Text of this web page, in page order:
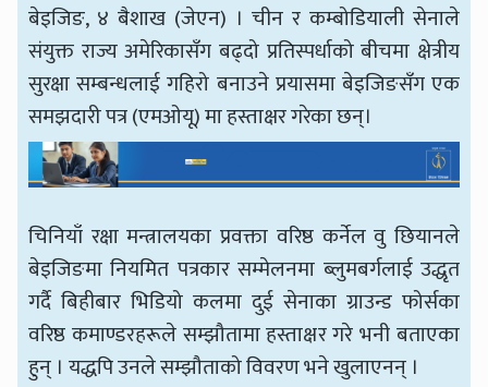
बेइजिङ, ४ बैशाख (जेएन) । चीन र कम्बोडियाली सेनाले
संयुक्त राज्य अमेरिकासँग बढ्दो प्रतिस्पर्धाको बीचमा क्षेत्रीय
सुरक्षा सम्बन्धलाई गहिरो बनाउने प्रयासमा बेइजिङसँग एक
समझदारी पत्र (एमओयू) मा हस्ताक्षर गरेका छन्।
चिनियाँ रक्षा मन्त्रालयका प्रवक्ता वरिष्ठ कर्नेल वु छियानले
बेइजिङमा नियमित पत्रकार सम्मेलनमा ब्लुमबर्गलाई उद्धृत
गर्दै बिहीबार भिडियो कलमा दुई सेनाका ग्राउन्ड फोर्सका
वरिष्ठ कमाण्डरहरूले सम्झौतामा हस्ताक्षर गरे भनी बताएका
हुन् । यद्धपि उनले सम्झौताको विवरण भने खुलाएनन् ।